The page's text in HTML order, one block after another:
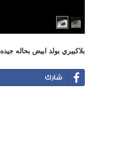
بلاكبيري بولد ابيض بحاله جيده
شارك